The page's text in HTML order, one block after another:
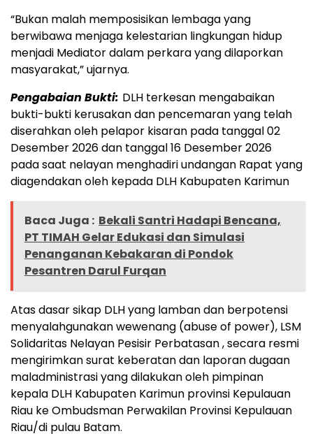
“Bukan malah memposisikan lembaga yang
berwibawa menjaga kelestarian lingkungan hidup
menjadi Mediator dalam perkara yang dilaporkan
masyarakat,” ujarnya.
Pengabaian Bukti: DLH terkesan mengabaikan
bukti-bukti kerusakan dan pencemaran yang telah
diserahkan oleh pelapor kisaran pada tanggal 02
Desember 2026 dan tanggal 16 Desember 2026
pada saat nelayan menghadiri undangan Rapat yang
diagendakan oleh kepada DLH Kabupaten Karimun
Baca Juga : Bekali Santri Hadapi Bencana,
PT TIMAH Gelar Edukasi dan Simulasi
Penanganan Kebakaran di Pondok
Pesantren Darul Furqan
Atas dasar sikap DLH yang lamban dan berpotensi
menyalahgunakan wewenang (abuse of power), LSM
Solidaritas Nelayan Pesisir Perbatasan , secara resmi
mengirimkan surat keberatan dan laporan dugaan
maladministrasi yang dilakukan oleh pimpinan
kepala DLH Kabupaten Karimun provinsi Kepulauan
Riau ke Ombudsman Perwakilan Provinsi Kepulauan
Riau/di pulau Batam.